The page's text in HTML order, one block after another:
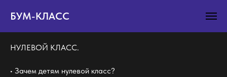
БУМ-КЛАСС
НУЛЕВОЙ КЛАСС.
• Зачем детям нулевой класс?